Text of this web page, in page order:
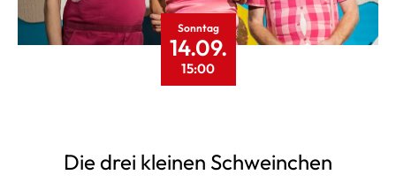
Sonntag
14.09.
15:00
Die drei kleinen Schweinchen